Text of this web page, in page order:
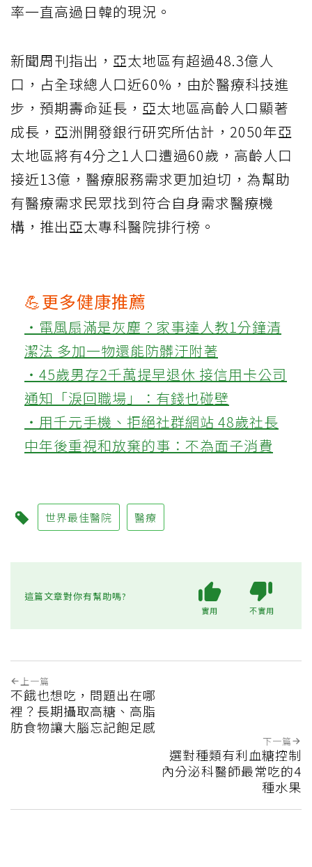
率一直高過日韓的現況。
新聞周刊指出，亞太地區有超過48.3億人
口，占全球總人口近60%，由於醫療科技進
步，預期壽命延長，亞太地區高齡人口顯著
成長，亞洲開發銀行研究所估計，2050年亞
太地區將有4分之1人口遭過60歲，高齡人口
接近13億，醫療服務需求更加迫切，為幫助
有醫療需求民眾找到符合自身需求醫療機
構，推出亞太專科醫院排行榜。
💪更多健康推薦
‧電風扇滿是灰塵？家事達人教1分鐘清
潔法 多加一物還能防髒汙附著
‧45歲男存2千萬提早退休 接信用卡公司
通知「淚回職場」：有錢也碰壁
‧用千元手機、拒絕社群網站 48歲社長
中年後重視和放棄的事：不為面子消費
世界最佳醫院 醫療
這篇文章對你有幫助嗎?
實用 不實用
上一篇
不餓也想吃，問題出在哪
裡？長期攝取高糖、高脂
肪食物讓大腦忘記飽足感
下一篇
選對種類有利血糖控制
內分泌科醫師最常吃的4
種水果